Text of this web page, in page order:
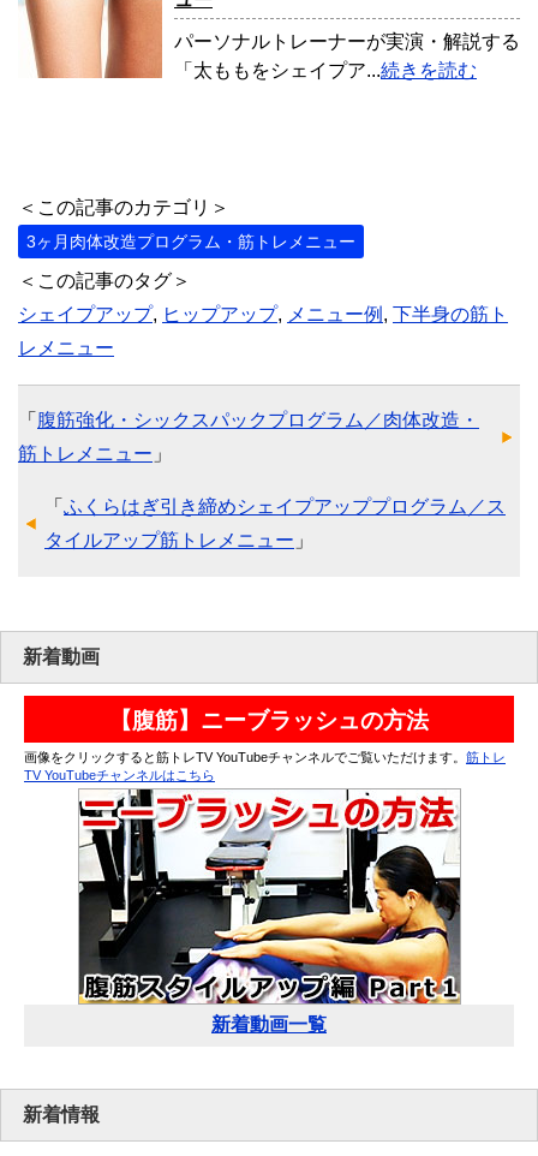
パーソナルトレーナーが実演・解説する
「太ももをシェイプア...続きを読む
＜この記事のカテゴリ＞
3ヶ月肉体改造プログラム・筋トレメニュー
＜この記事のタグ＞
シェイプアップ, ヒップアップ, メニュー例 , 下半身の筋ト
レメニュー
「 腹筋強化・シックスパックプログラム／肉体改造・
筋トレメニュー 」
「 ふくらはぎ引き締めシェイプアッププログラム／ス
タイルアップ筋トレメニュー 」
新着動画
【腹筋】ニーブラッシュの方法
画像をクリックすると筋トレTV YouTubeチャンネルでご覧いただけます。 筋トレ
TV YouTubeチャンネルはこちら
新着動画一覧
新着情報